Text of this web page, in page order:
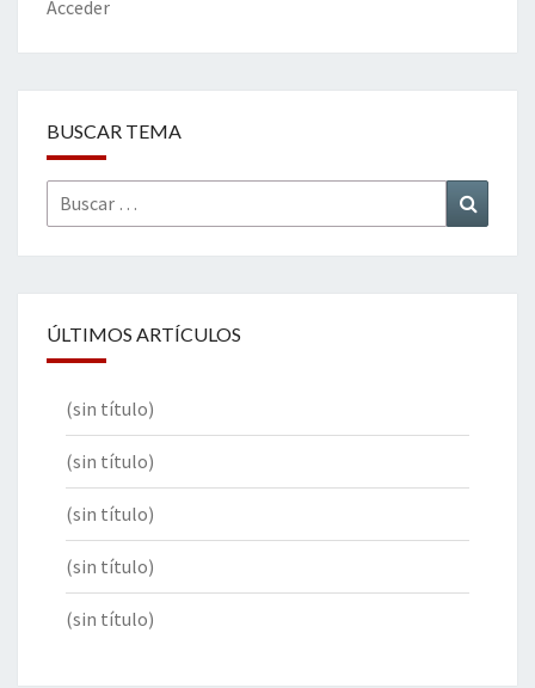
k
Acceder
BUSCAR TEMA
Buscar
por:
ÚLTIMOS ARTÍCULOS
(sin título)
(sin título)
(sin título)
(sin título)
(sin título)